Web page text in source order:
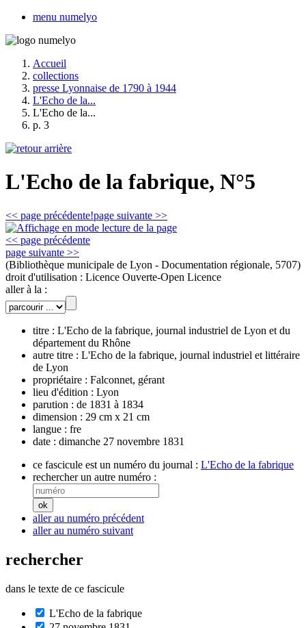
menu numelyo
Accueil
collections
presse Lyonnaise de 1790 à 1944
L'Echo de la...
L'Echo de la...
p. 3
L'Echo de la fabrique, N°5
<< page précédente!page suivante >>
<< page précédente
page suivante >>
(Bibliothèque municipale de Lyon - Documentation régionale, 5707)
droit d'utilisation : Licence Ouverte-Open Licence
aller à la :
titre : L'Echo de la fabrique, journal industriel de Lyon et du
département du Rhône
autre titre : L'Echo de la fabrique, journal industriel et littéraire
de Lyon
propriétaire : Falconnet, gérant
lieu d'édition : Lyon
parution : de 1831 à 1834
dimension : 29 cm x 21 cm
langue : fre
date : dimanche 27 novembre 1831
ce fascicule est un numéro du journal : L'Echo de la fabrique
rechercher un autre numéro :
aller au numéro précédent
aller au numéro suivant
rechercher
dans le texte de ce fascicule
L'Echo de la fabrique